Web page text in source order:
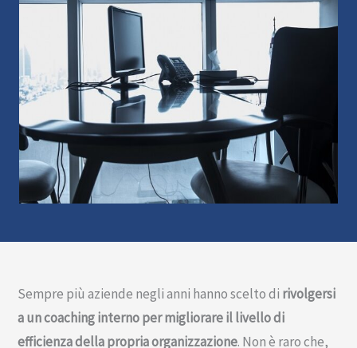
Sempre più aziende negli anni hanno scelto di rivolgersi
a un coaching interno per migliorare illivello di
efficienza della propria organizzazione. Non è raro che,